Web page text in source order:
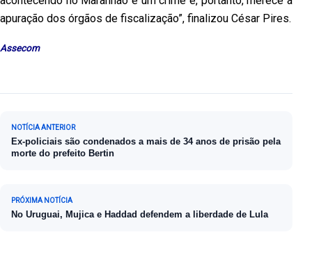
apuração dos órgãos de fiscalização”, finalizou César Pires.
Assecom
Navegação de Post
NOTÍCIA ANTERIOR
Ex-policiais são condenados a mais de 34 anos de prisão pela
morte do prefeito Bertin
PRÓXIMA NOTÍCIA
No Uruguai, Mujica e Haddad defendem a liberdade de Lula